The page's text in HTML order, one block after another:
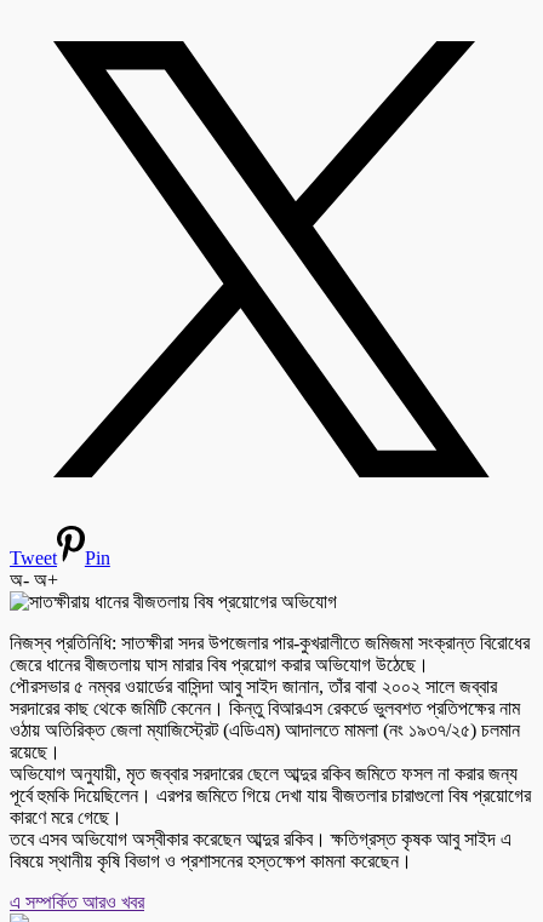
Tweet
Pin
অ- অ+
নিজস্ব প্রতিনিধি: সাতক্ষীরা সদর উপজেলার পার-কুখরালীতে জমিজমা সংক্রান্ত বিরোধের
জেরে ধানের বীজতলায় ঘাস মারার বিষ প্রয়োগ করার অভিযোগ উঠেছে।
পৌরসভার ৫ নম্বর ওয়ার্ডের বাসিন্দা আবু সাইদ জানান, তাঁর বাবা ২০০২ সালে জব্বার
সরদারের কাছ থেকে জমিটি কেনেন। কিন্তু বিআরএস রেকর্ডে ভুলবশত প্রতিপক্ষের নাম
ওঠায় অতিরিক্ত জেলা ম্যাজিস্ট্রেট (এডিএম) আদালতে মামলা (নং ১৯৩৭/২৫) চলমান
রয়েছে।
অভিযোগ অনুযায়ী, মৃত জব্বার সরদারের ছেলে আব্দুর রকিব জমিতে ফসল না করার জন্য
পূর্বে হুমকি দিয়েছিলেন। এরপর জমিতে গিয়ে দেখা যায় বীজতলার চারাগুলো বিষ প্রয়োগের
কারণে মরে গেছে।
তবে এসব অভিযোগ অস্বীকার করেছেন আব্দুর রকিব। ক্ষতিগ্রস্ত কৃষক আবু সাইদ এ
বিষয়ে স্থানীয় কৃষি বিভাগ ও প্রশাসনের হস্তক্ষেপ কামনা করেছেন।
এ সম্পর্কিত আরও খবর